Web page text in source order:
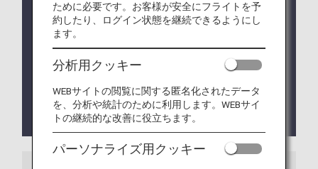
英国政府は特定の国（2025年1月8日より日本国籍
も対象）から英国政府の指定する目的で入国する渡
航者に対し、電子渡航認証（Electronic Travel
Authorisation：ETA）の取得を義務化します。
詳細は英国への渡航に必要な電子渡航認証「ETA」
現在、Fast Track（入国審査優先レーン）はご利用
いただけません。
ために必要です。お客様が安全にフライトを予
約したり、ログイン状態を継続できるようにし
ます。
分析用クッキー
WEBサイトの閲覧に関する匿名化されたデータ
を、分析や統計のために利用します。WEBサイ
トの継続的な改善に役立ちます。
パーソナライズ用クッキー